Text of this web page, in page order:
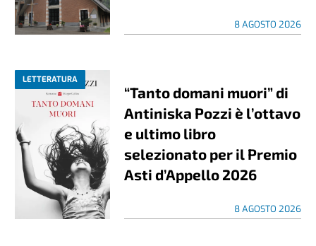
8 AGOSTO 2026
LETTERATURA
“Tanto domani muori” di
Antiniska Pozzi è l’ottavo
e ultimo libro
selezionato per il Premio
Asti d’Appello 2026
8 AGOSTO 2026